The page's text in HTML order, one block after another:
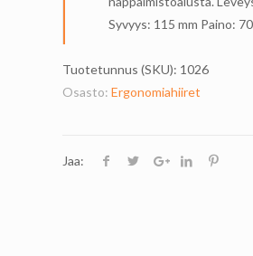
Tuotetunnus (SKU): 1026
Osasto:Ergonomiahiiret
Jaa:
Syvyys: 115 mm Paino: